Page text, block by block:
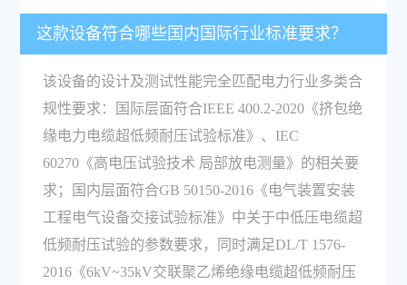
这款设备符合哪些国内国际行业标准要求？
该设备的设计及测试性能完全匹配电力行业多类合
规性要求：国际层面符合IEEE 400.2-2020《挤包绝
缘电力电缆超低频耐压试验标准》、IEC
60270《高电压试验技术 局部放电测量》的相关要
求；国内层面符合GB 50150-2016《电气装置安装
工程电气设备交接试验标准》中关于中低压电缆超
低频耐压试验的参数要求，同时满足DL/T 1576-
2016《6kV~35kV交联聚乙烯绝缘电缆超低频耐压